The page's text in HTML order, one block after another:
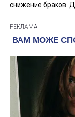
снижение браков.